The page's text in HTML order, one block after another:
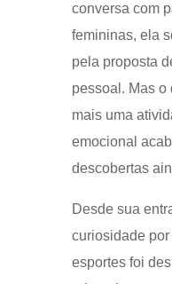
conversa com
femininas, ela
pela proposta
pessoal. Mas o
mais uma
emocional
descobertas
Desde sua
curiosidade
esportes foi